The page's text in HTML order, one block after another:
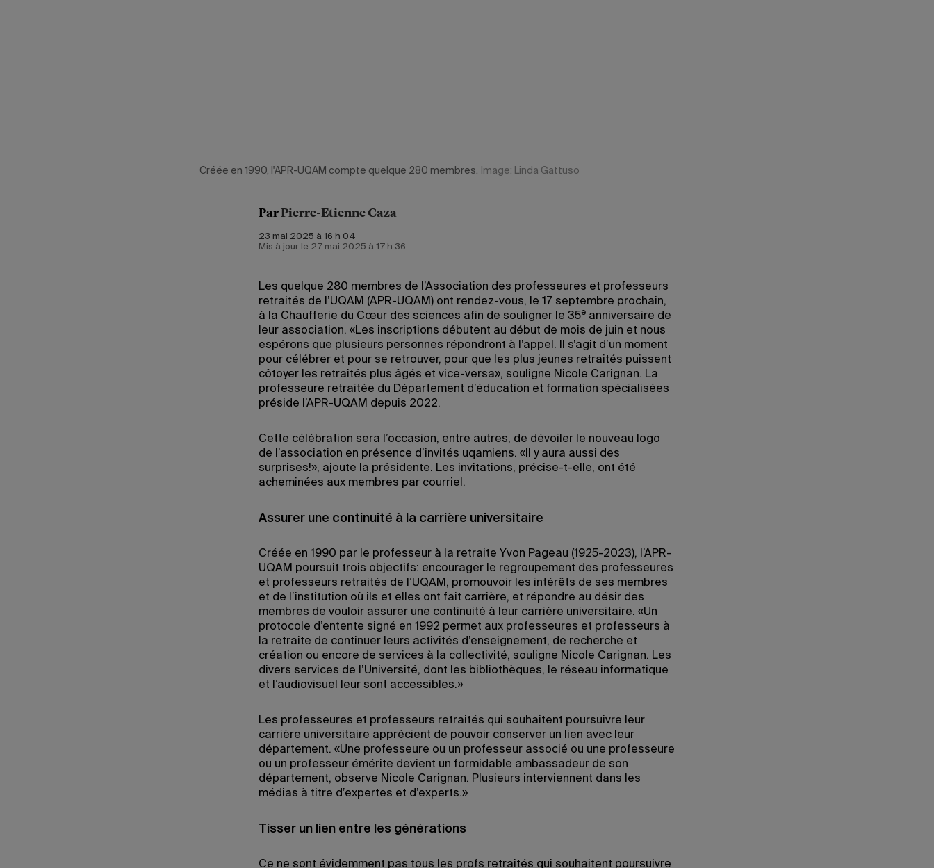
Créée en 1990, l'APR-UQAM compte quelque 280 membres. Image: Linda Gattuso
ParPierre-Etienne Caza
23 mai 2025 à 16 h 04
Mis à jour le 27 mai 2025 à 17 h 36
Les quelque 280 membres de l’Association des professeures et professeurs
retraités de l’UQAM (APR-UQAM) ont rendez-vous, le 17 septembre prochain,
à la Chaufferie du Cœur des sciences afin de souligner le 35e anniversaire de
leur association. «Les inscriptions débutent au début de mois de juin et nous
espérons que plusieurs personnes répondront à l’appel. Il s’agit d’un moment
pour célébrer et pour se retrouver, pour que les plus jeunes retraités puissent
côtoyer les retraités plus âgés et vice-versa», souligne Nicole Carignan. La
professeure retraitée du Département d’éducation et formation spécialisées
préside l’APR-UQAM depuis 2022.
Cette célébration sera l’occasion, entre autres, de dévoiler le nouveau logo
de l’association en présence d’invités uqamiens. «Il y aura aussi des
surprises!», ajoute la présidente. Les invitations, précise-t-elle, ont été
acheminées aux membres par courriel.
Assurer une continuité à la carrière universitaire
Créée en 1990 par le professeur à la retraite Yvon Pageau (1925-2023), l’APR-
UQAM poursuit trois objectifs: encourager le regroupement des professeures
et professeurs retraités de l’UQAM, promouvoir les intérêts de ses membres
et de l’institution où ils et elles ont fait carrière, et répondre au désir des
membres de vouloir assurer une continuité à leur carrière universitaire. «Un
protocole d’entente signé en 1992 permet aux professeures et professeurs à
la retraite de continuer leurs activités d’enseignement, de recherche et
création ou encore de services à la collectivité, souligne Nicole Carignan. Les
divers services de l’Université, dont les bibliothèques, le réseau informatique
et l’audiovisuel leur sont accessibles.»
Les professeures et professeurs retraités qui souhaitent poursuivre leur
carrière universitaire apprécient de pouvoir conserver un lien avec leur
département. «Une professeure ou un professeur associé ou une professeure
ou un professeur émérite devient un formidable ambassadeur de son
département, observe Nicole Carignan. Plusieurs interviennent dans les
médias à titre d’expertes et d’experts.»
Tisser un lien entre les générations
Ce ne sont évidemment pas tous les profs retraités qui souhaitent poursuivre